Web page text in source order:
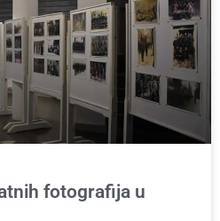
fotografija u